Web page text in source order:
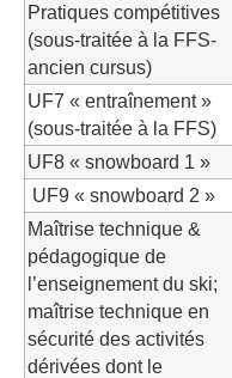
Pratiques compétitives
(sous-traitée à la FFS-
ancien cursus)
UF7 « entraînement »
(sous-traitée à la FFS)
UF8 « snowboard 1 »
UF9 « snowboard 2 »
Maîtrise technique &
pédagogique de
l’enseignement du ski;
maîtrise technique en
sécurité des activités
dérivées dont le